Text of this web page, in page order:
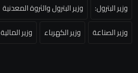
وزير البترول:
وزير البترول والثروة المعدنية
وزير الصناعة
وزير الكهرباء وزير المالية